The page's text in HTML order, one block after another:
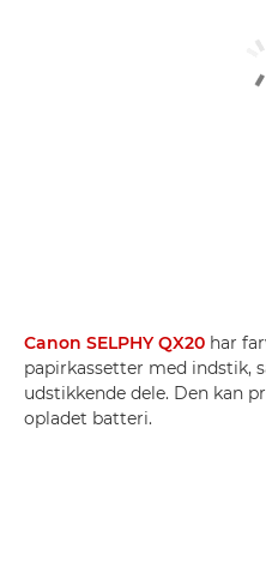
Canon SELPHY QX20 har
papirkassetter med indstik,
udstikkende dele. Den kan
opladet batteri.